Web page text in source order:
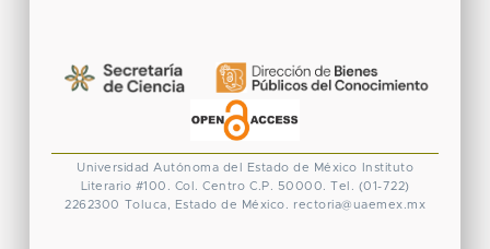
Universidad Autónoma del Estado de México
Instituto
Literario #100. Col. Centro C.P. 50000. Tel. (01-722)
2262300 Toluca, Estado de México. rectoria@uaemex.mx